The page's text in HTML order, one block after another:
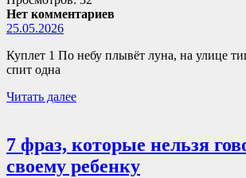
Нет комментариев
25.05.2026
Куплет 1 По небу плывёт луна, на улице
спит одна
Читать далее
7 фраз, которые нельзя
своему ребенку